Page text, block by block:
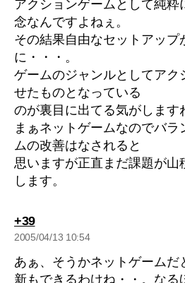
アクションゲームとして純粋
念なんですよねぇ。
その結果自由なセットアップ
に・・・。
ゲームのジャンルとしてアク
せたものとなっている
のが裏目に出てる気がします
まぁネットゲームなのでバラ
ムの改善はなされると
思いますが正直まだ課題が山
します。
+39の
発
2005/04/13 10:54
あぁ、そうかネットゲームだ
新もできるわけね・・。なる